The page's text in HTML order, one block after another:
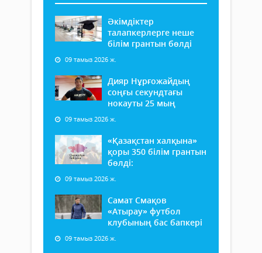
Әкімдіктер
талапкерлерге неше
білім грантын бөлді
09 тамыз 2026 ж.
Дияр Нұрғожайдың
соңғы секундтағы
нокауты 25 мың
09 тамыз 2026 ж.
«Қазақстан халқына»
қоры 350 білім грантын
бөлді:
09 тамыз 2026 ж.
Самат Смақов
«Атырау» футбол
клубының бас бапкері
09 тамыз 2026 ж.